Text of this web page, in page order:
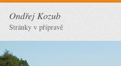
Ondřej Kozub
Stránky v přípravě